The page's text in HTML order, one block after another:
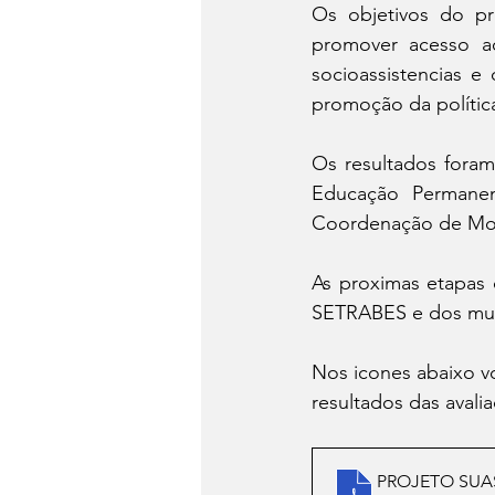
Os objetivos do
promover acesso
socioassistencias
promoção da
Os resultados
Educação
Coordenação de
As proximas
SETRABES e dos
Nos icones abaixo
resultados das
PROJETO